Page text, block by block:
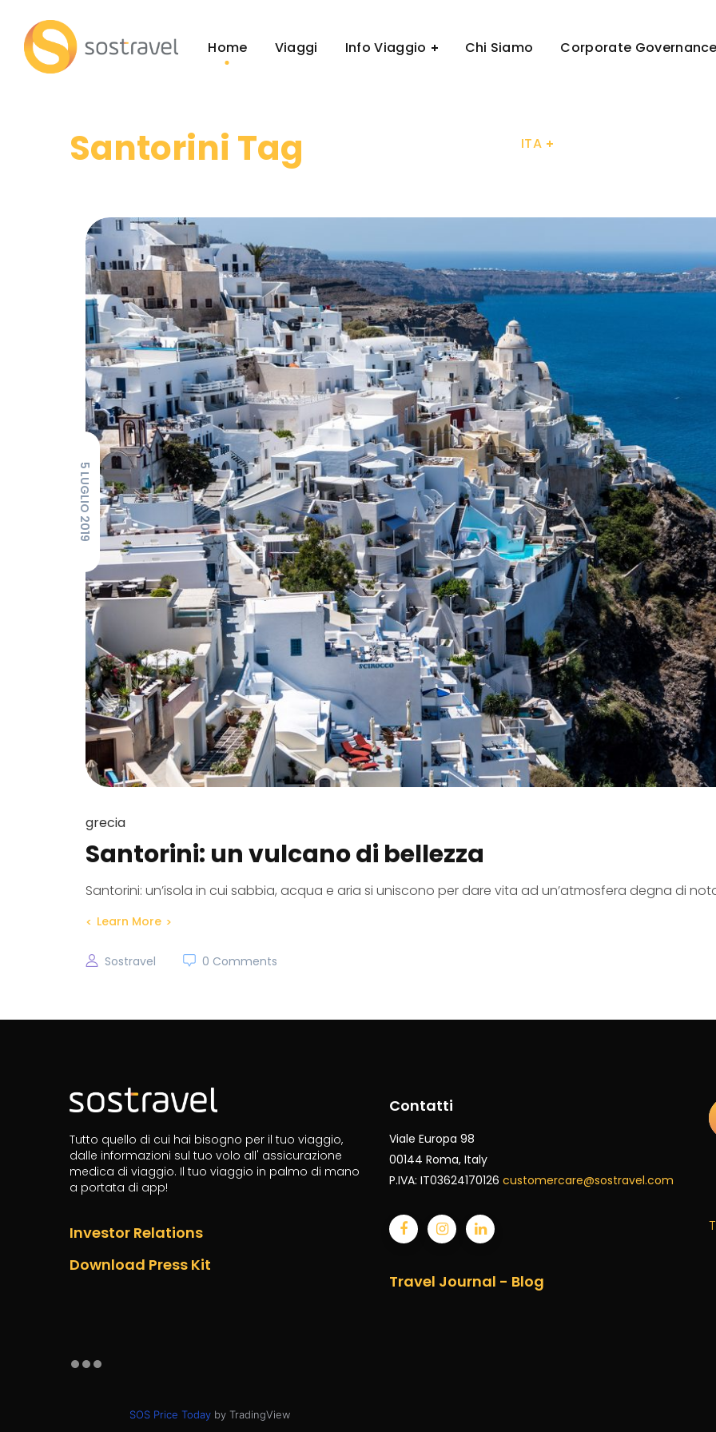
Home Viaggi Info Viaggio Chi Siamo Corporate
ITA
Santorini Tag
5 LUGLIO 2019
grecia
Santorini: un vulcano di bellezza
Santorini: un’isola in cui sabbia, acqua e aria si uniscono per dare vita ad un’atmosfera degna di
Learn More
Sostravel 0 Comments
Tutto quello di cui hai bisogno per il tuo viaggio,
dalle informazioni sul tuo volo all' assicurazione
medica di viaggio. Il tuo viaggio in palmo di mano
a portata di app!
Investor Relations
Download Press Kit
SOS Price Todayby TradingView
Contatti
Viale Europa 98
00144 Roma, Italy
P.IVA: IT03624170126 customercare@sostravel.com
Travel Journal - Blog